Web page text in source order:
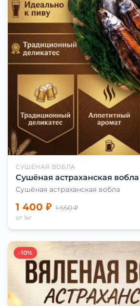
СУШЁНАЯ ВОБЛА
Сушёная астраханская вобла
Сушёная астраханская вобла
1 400 ₽ 1 550 ₽
от 1кг
-10%